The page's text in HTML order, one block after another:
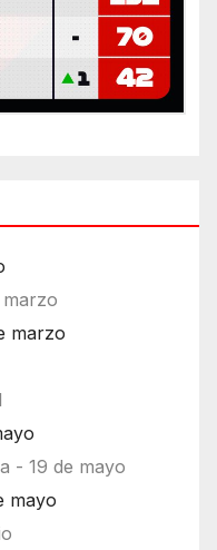
marzo
- 19 de mayo
mayo